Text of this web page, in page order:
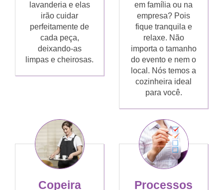
lavanderia e elas
irão cuidar
perfeitamente de
cada peça,
deixando-as
limpas e cheirosas.
em família ou na
empresa? Pois
fique tranquila e
relaxe. Não
importa o tamanho
do evento e nem o
local. Nós temos a
cozinheira ideal
para você.
Copeira Processos